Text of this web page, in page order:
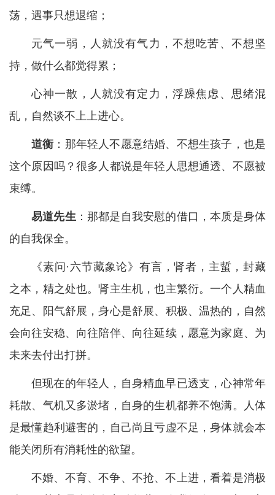
荡，遇事只想退缩；
元气一弱，人就没有气力，不想吃苦、不想坚
持，做什么都觉得累；
心神一散，人就没有定力，浮躁焦虑、思绪混
乱，自然谈不上上进心。
道衡 ：那年轻人不愿意结婚、不想生孩子，也是
这个原因吗？很多人都说是年轻人思想通透、不愿被
束缚。
易道先生 ：那都是自我安慰的借口，本质是身体
的自我保全。
《素问·六节藏象论》有言，肾者，主蜇，封藏
之本，精之处也。肾主生机，也主繁衍。一个人精血
充足、阳气舒展，身心是舒展、积极、温热的，自然
会向往安稳、向往陪伴、向往延续，愿意为家庭、为
未来去付出打拼。
但现在的年轻人，自身精血早已透支，心神常年
耗散、气机又多淤堵，自身的生机都养不饱满。人体
是最懂趋利避害的，自己尚且亏虚不足，身体就会本
能关闭所有消耗性的欲望。
不婚、不育、不争、不抢、不上进，看着是消极